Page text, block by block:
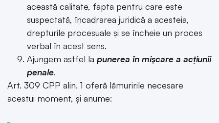
această calitate, fapta pentru care este
suspectată, încadrarea juridică a acesteia,
drepturile procesuale și se încheie un proces
verbal în acest sens.
Ajungem astfel la punerea în mișcare a acțiunii
penale.
Art. 309 CPP alin. 1 oferă lămuririle necesare
acestui moment, și anume: